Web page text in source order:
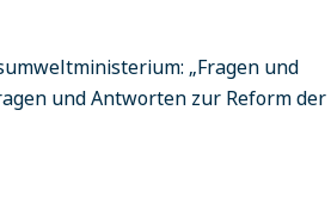
„Fragen und
und Antworten zur Reform der